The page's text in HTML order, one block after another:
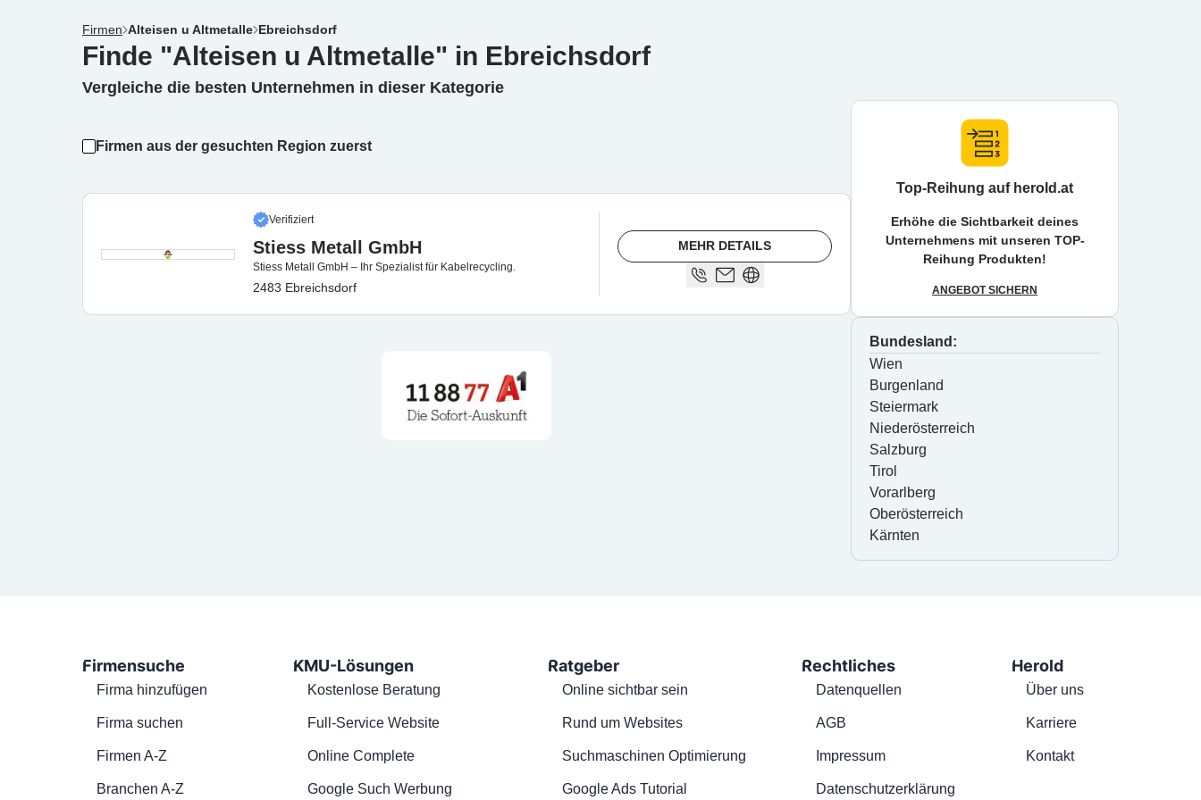
Firmen Alteisen u Altmetalle Ebreichsdorf
Finde "Alteisen u Altmetalle" in Ebreichsdorf
Vergleiche die besten Unternehmen in dieser Kategorie
Firmen aus der gesuchten Region zuerst
Verifiziert
Stiess Metall GmbH
Stiess Metall GmbH – Ihr Spezialist für Kabelrecycling.
2483 Ebreichsdorf
MEHR DETAILS
Top-Reihung auf herold.at
Erhöhe die Sichtbarkeit deines
Unternehmens mit unseren TOP-
Reihung Produkten!
ANGEBOT SICHERN
Bundesland:
Wien
Burgenland
Steiermark
Niederösterreich
Salzburg
Tirol
Vorarlberg
Oberösterreich
Kärnten
Firmensuche
Firma hinzufügen
Firma suchen
Firmen A-Z
Branchen A-Z
KMU-Lösungen
Kostenlose Beratung
Full-Service Website
Online Complete
Google Such Werbung
Ratgeber
Online sichtbar sein
Rund um Websites
Suchmaschinen Optimierung
Google Ads Tutorial
Rechtliches
Datenquellen
AGB
Impressum
Datenschutzerklärung
Herold
Über uns
Karriere
Kontakt